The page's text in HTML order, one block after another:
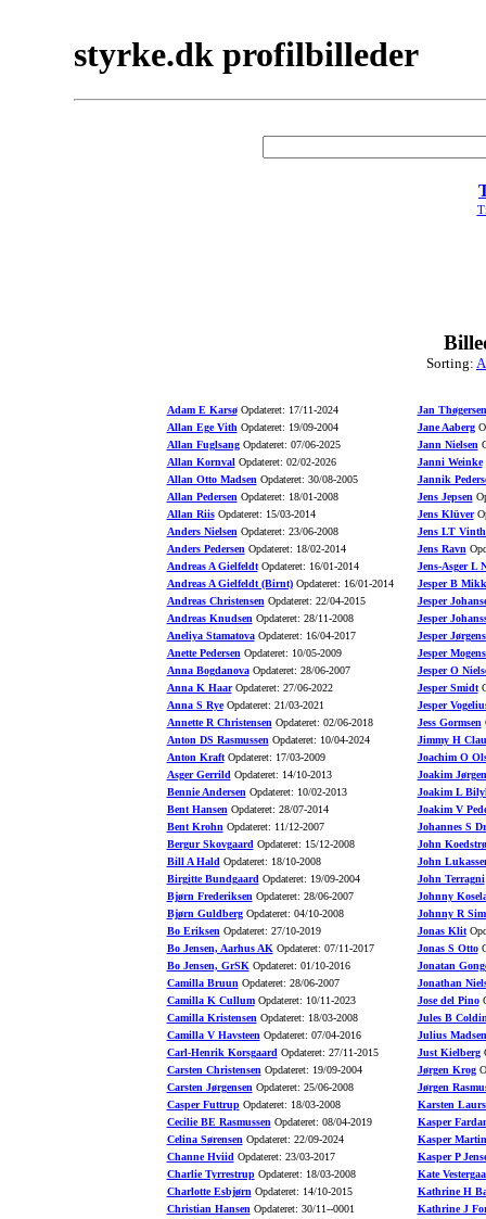
styrke.dk profilbilleder
Sorting:
Adam E KarsøOpdateret: 17/11-2024
Allan Ege Vith Opdateret: 19/09-2004
Allan FuglsangOpdateret: 07/06-2025
Allan KornvalOpdateret: 02/02-2026
Allan Otto Madsen Opdateret: 30/08-2005
Allan Pedersen Opdateret: 18/01-2008
Allan RiisOpdateret: 15/03-2014
Anders Nielsen Opdateret: 23/06-2008
Anders Pedersen Opdateret: 18/02-2014
Andreas A GielfeldtOpdateret: 16/01-2014
Andreas A Gielfeldt (Birnt)Opdateret: 16/01-2014
Andreas Christensen Opdateret: 22/04-2015
Andreas Knudsen Opdateret: 28/11-2008
Aneliya StamatovaOpdateret: 16/04-2017
Anette Pedersen Opdateret: 10/05-2009
Anna BogdanovaOpdateret: 28/06-2007
Anna K HaarOpdateret: 27/06-2022
Anna S RyeOpdateret: 21/03-2021
Annette R Christensen Opdateret: 02/06-2018
Anton DS Rasmussen Opdateret: 10/04-2024
Anton KraftOpdateret: 17/03-2009
Asger Gerrild Opdateret: 14/10-2013
Bennie Andersen Opdateret: 10/02-2013
Bent Hansen Opdateret: 28/07-2014
Bent Krohn Opdateret: 11/12-2007
Bergur Skovgaard Opdateret: 15/12-2008
Bill A Hald Opdateret: 18/10-2008
Birgitte Bundgaard Opdateret: 19/09-2004
Bjørn Frederiksen Opdateret: 28/06-2007
Bjørn GuldbergOpdateret: 04/10-2008
Bo Eriksen Opdateret: 27/10-2019
Bo Jensen, Aarhus AK Opdateret: 07/11-2017
Bo Jensen, GrSK Opdateret: 01/10-2016
Camilla Bruun Opdateret: 28/06-2007
Camilla K CullumOpdateret: 10/11-2023
Camilla Kristensen Opdateret: 18/03-2008
Camilla V Havsteen Opdateret: 07/04-2016
Carl-Henrik Korsgaard Opdateret: 27/11-2015
Carsten Christensen Opdateret: 19/09-2004
Carsten Jørgensen Opdateret: 25/06-2008
Casper FuttrupOpdateret: 18/03-2008
Cecilie BE Rasmussen Opdateret: 08/04-2019
Celina Sørensen Opdateret: 22/09-2024
Channe Hviid Opdateret: 23/03-2017
Charlie TyrrestrupOpdateret: 18/03-2008
Charlotte Esbjørn Opdateret: 14/10-2015
Christian Hansen Opdateret: 30/11--0001
Jan Thøgersen
Jane Aaberg
Jann Nielsen
Janni Weinke
Jannik
Jens Jepsen
Jens Klüver
Jens LT
Jens Ravn
Jens-Asger L
Jesper B
Jesper
Jesper
Jesper
Jesper
Jesper O
Jesper Smidt
Jesper
Jess Gormsen
Jimmy H
Joachim O
Joakim
Joakim L
Joakim V
Johannes S
John
John
John Terragni
Johnny
Johnny R
Jonas Klit
Jonas S Otto
Jonatan
Jonathan
Jose del Pino
Jules B
Julius Madsen
Just Kielberg
Jørgen Krog
Jørgen
Karsten
Kasper
Kasper
Kasper P
Kate
Kathrine H
Kathrine J